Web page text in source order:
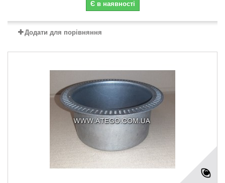
Є в наявності
Додати для порівняння